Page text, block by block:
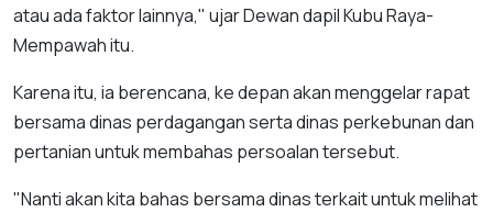
atau ada faktor lainnya," ujar Dewan dapil Kubu Raya-
Mempawah itu.
Karena itu, ia berencana, ke depan akan menggelar rapat
bersama dinas perdagangan serta dinas perkebunan dan
pertanian untuk membahas persoalan tersebut.
"Nanti akan kita bahas bersama dinas terkait untuk melihat